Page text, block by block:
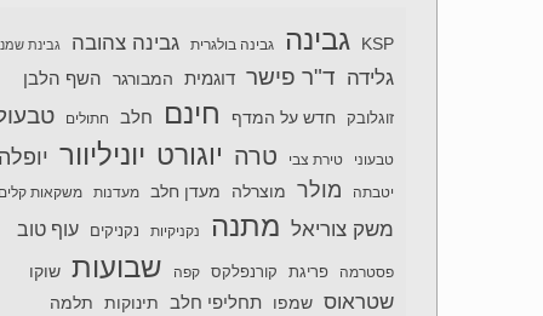
KSP גבינה גבינה בולגרית גבינה צהובה גבינת
גלידה ד"ר פישר דוגמית המבורגר השף הלבן
זוגלובק חדש על המדף חינם חלב חתולים
טבעוני טירת צבי טרה יוגורט יוניליוור
יטבתה מולר מוצרלה מעדן חלב מעדנות משקאות
משק צוריאל מתנה נקניקיות נקניקים עוף טוב
פסטרמה פריגת קורנפלקס קפה שבועות שוקו
שטראוס שמפו תחליפי חלב תינוקות תלמה